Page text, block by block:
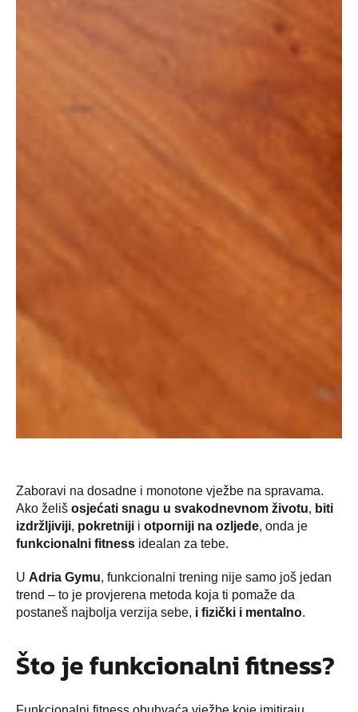
Zaboravi na dosadne i monotone vježbe na spravama.
Ako želiš osjećati snagu u svakodnevnom životu, biti
izdržljiviji, pokretniji i otporniji na ozljede, onda je
funkcionalni fitness idealan za tebe.
U Adria Gymu, funkcionalni trening nije samo još jedan
trend – to je provjerena metoda koja ti pomaže da
postaneš najbolja verzija sebe, i fizički i mentalno.
Što je funkcionalni fitness?